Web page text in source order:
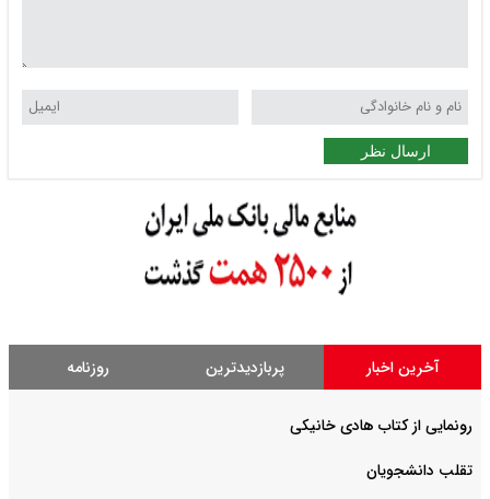
ارسال نظر
آخرین اخبار پربازدیدترین روزنامه
رونمایی از کتاب هادی خانیکی
‌تقلب دانشجویان